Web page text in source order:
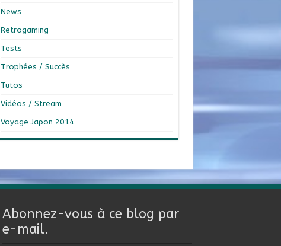
News
Retrogaming
Tests
Trophées / Succès
Tutos
Vidéos / Stream
Voyage Japon 2014
Abonnez-vous à ce blog par
e-mail.